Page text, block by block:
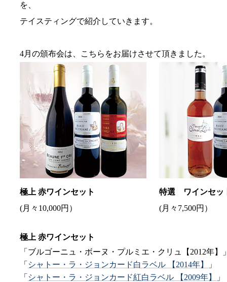
を、
テイスティングで紹介していきます。
4月の頒布会は、こちらをお届けさせて頂きました。
極上 赤ワインセット
(月々10,000円）
特選 ワインセッ
(月々7,500円）
極上 赤ワインセット
「ブルゴーニュ・ボーヌ・プルミエ・クリュ【2012年】
「 シャトー・ラ・ジョンカード白ラベル 【2014年】
」
「 シャトー・ラ・ジョンカード紅白ラベル 【2009年】 」